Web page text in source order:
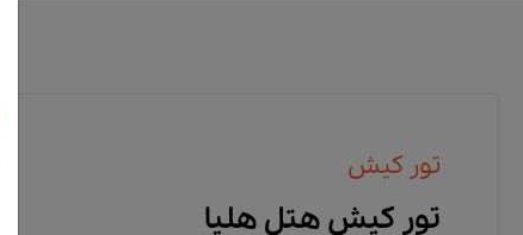
تور کیش
تور کیش هتل هلیا